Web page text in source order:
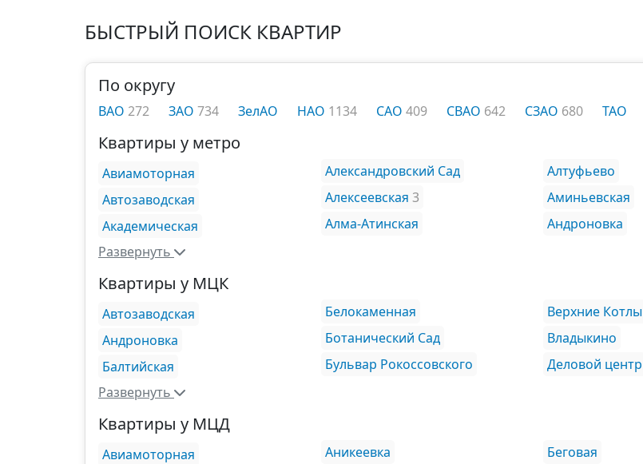
БЫСТРЫЙ ПОИСК КВАРТИР
По округу
ВАО 272 ЗАО 734 ЗелАО НАО 1134 САО 409 СВАО 642 СЗАО 680 ТАО
Квартиры у метро
Авиамоторная
Автозаводская
Академическая
Александровский Сад
Алексеевская 3
Алма-Атинская
Алтуфьево
Аминьевская
Андроновка
Развернуть
Квартиры у МЦК
Автозаводская
Андроновка
Балтийская
Белокаменная
Ботанический Сад
Бульвар Рокоссовского
Верхние Котлы
Владыкино
Деловой центр
Развернуть
Квартиры у МЦД
Авиамоторная
Аникеевка
Беговая